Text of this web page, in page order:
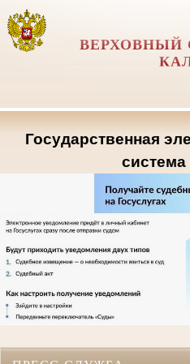
ВЕРХОВНЫЙ
Государственная